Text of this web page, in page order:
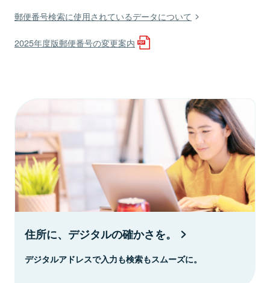
郵便番号検索に使用されているデータについて
2025年度版郵便番号の変更案内
住所に、デジタルの確かさを。
デジタルアドレスで入力も検索もスムーズに。